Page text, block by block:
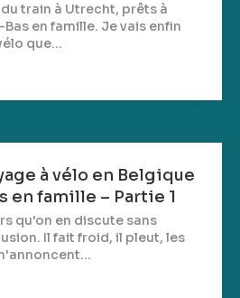
train à Utrecht, prêts à
en famille. Je vais enfin
que...
à vélo en Belgique
en famille – Partie 1
qu'on en discute sans
Il fait froid, il pleut, les